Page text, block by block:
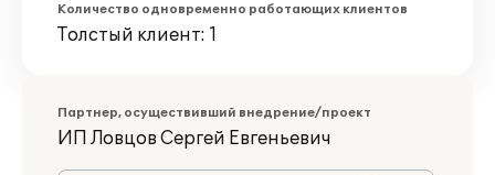
Количество одновременно работающих клиентов
Толстый клиент: 1
Партнер, осуществивший внедрение/проект
ИП Ловцов Сергей Евгеньевич